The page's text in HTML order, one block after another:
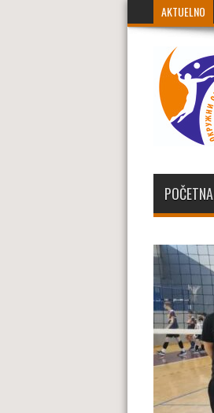
AKTUELNO
POČETNA